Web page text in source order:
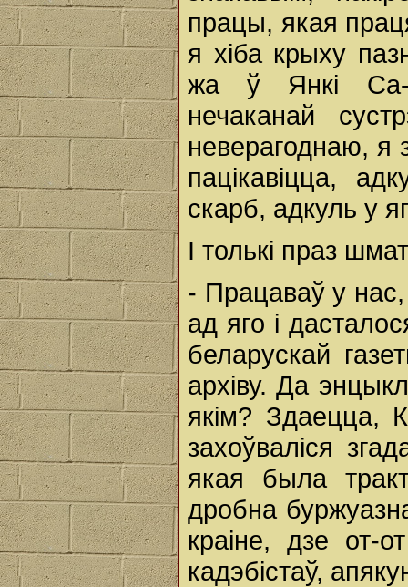
працы, якая
я хіба крыху
жа ў Янкі Са-
нечаканай
неверагоднаю, я
пацікавіцца,
скарб, адкуль у
I толькі праз
- Працаваў у нас,
ад яго і
беларускай
архіву. Да
якім? Здаецца,
захоўваліся
якая была
дробна
краіне, дзе от-
кадэбістаў,